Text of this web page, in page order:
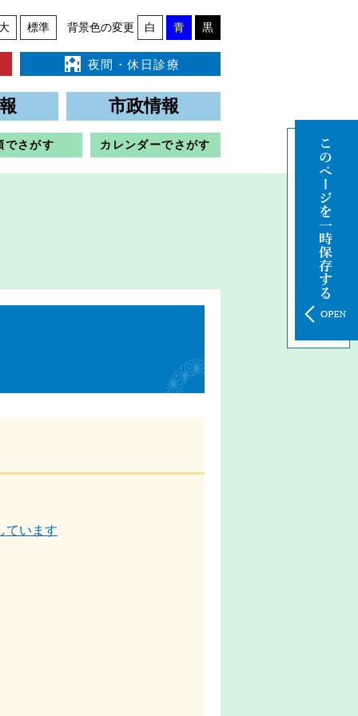
標準 背景色の変更 白 青 黒
夜間・休日診療
市政情報
でさがす カレンダーでさがす
ています